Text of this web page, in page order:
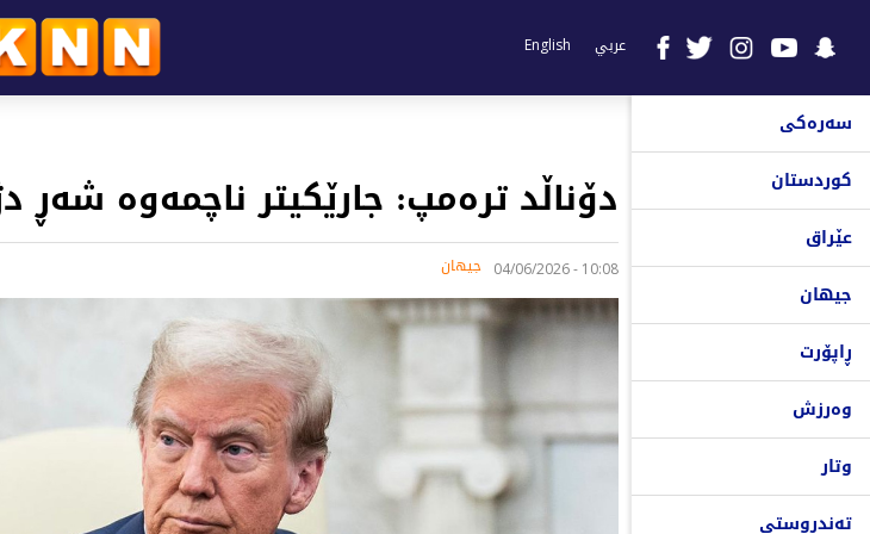
عربي English
سەرەکی
کوردستان
عێراق
جیهان
ڕاپۆرت
وەرزش
وتار
تەندروستی
دۆناڵد ترەمپ: جارێکیتر ناچمەوە شەڕ
10:08 - 04/06/2026 جیهان